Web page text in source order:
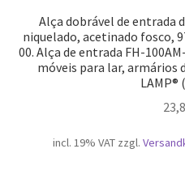
Alça dobrável de entrada
niquelado, acetinado fosco,
00. Alça de entrada FH-
móveis para lar, armários
LAMP®
incl. 19% VAT zzgl.